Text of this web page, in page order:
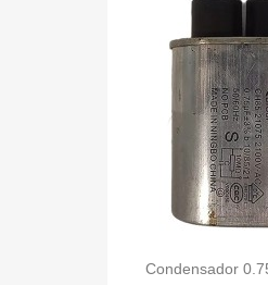
Condensador